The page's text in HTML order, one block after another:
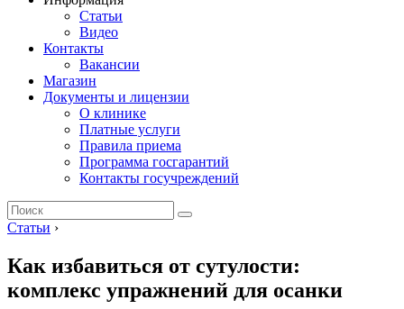
Статьи
Видео
Контакты
Вакансии
Магазин
Документы и лицензии
О клинике
Платные услуги
Правила приема
Программа госгарантий
Контакты госучреждений
Статьи ›
Как избавиться от сутулости:
комплекс упражнений для осанки